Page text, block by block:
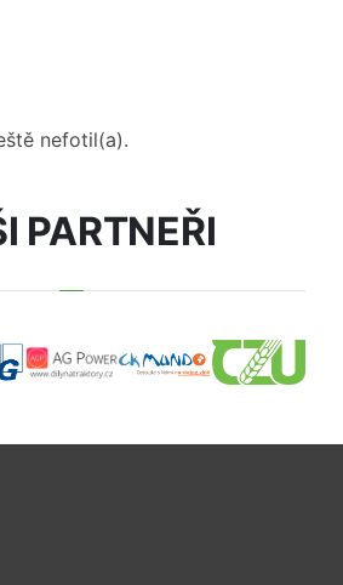
nefotil(a).
PARTNEŘI